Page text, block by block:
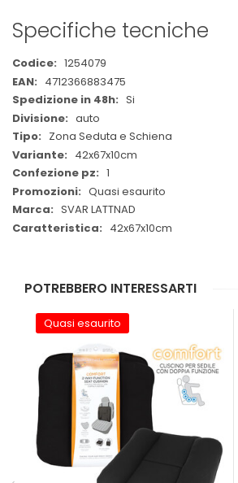
Specifiche tecniche
Maggiori
Informazioni
1254079
4712366883475
Si
auto
Zona Seduta e Schiena
42x67x10cm
1
Quasi esaurito
SVAR LATTNAD
42x67x10cm
POTREBBERO INTERESSARTI
Quasi esaurito